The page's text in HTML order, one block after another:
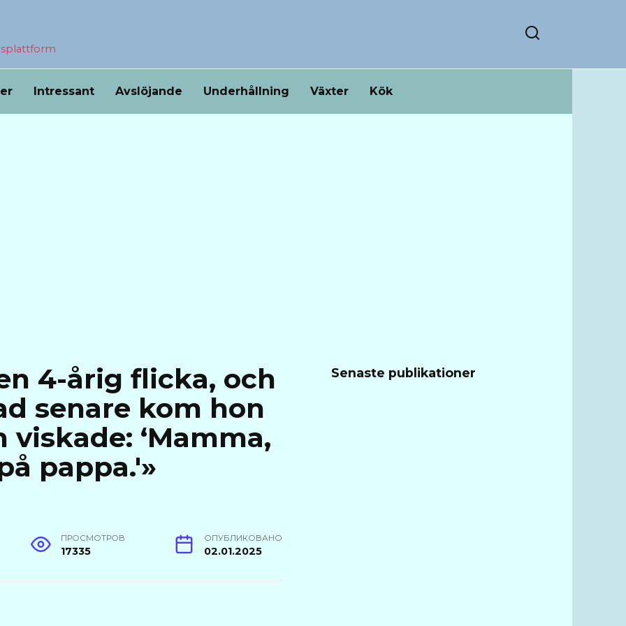
Intressant Avslöjande Underhållning Växter Kök
4-årig flicka, och
senare kom hon
‘Mamma,
pappa.'»
ПРОСМОТРОВ
17335
ОПУБЛИКОВАНО
02.01.2025
Senaste publikationer